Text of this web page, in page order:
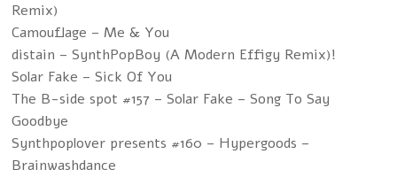
Remix)
Camouflage – Me & You
!distain – SynthPopBoy (A Modern Effigy Remix)
Solar Fake – Sick Of You
The B-side spot #157 – Solar Fake – Song To Say
Goodbye
Synthpoplover presents #160 – Hypergoods –
Brainwashdance